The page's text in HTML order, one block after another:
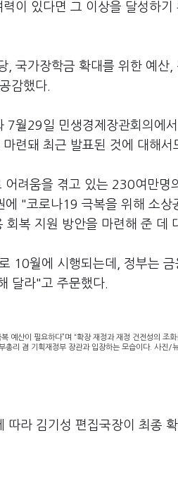
이 있다면 그 이상을 달성하
, 국가장학금 확대를 위한 예산
감했다.
월29일 민생경제장관회의에
련돼 최근 발표된 것에 대해서
려움을 겪고 있는 230여만명
"코로나19 극복을 위해 소상
복 지원 방안을 마련해 준 데
10월에 시행되는데, 정부는
달라"고 주문했다.
예산이 필요하다”며 “확장 재정과 재정 건전성의 조
총리 겸 기획재정부 장관과 입장하는 모습이다. 사진/
라 김기성 편집국장이 최종 확